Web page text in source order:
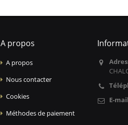
A propos
A propos
Nous contacter
Cookies
Méthodes de paiement
E-